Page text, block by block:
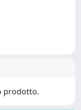
prodotto.